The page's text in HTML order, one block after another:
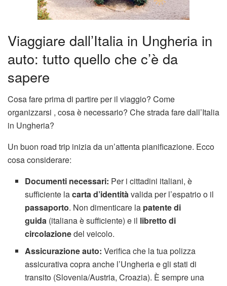
Viaggiare dall’Italia in Ungheria in
auto: tutto quello che c’è da
sapere
Cosa fare prima di partire per il viaggio? Come
organizzarsi , cosa è necessario? Che strada fare dall’Italia
in Ungheria?
Un buon road trip inizia da un’attenta pianificazione. Ecco
cosa considerare:
Documenti necessari: Per i cittadini italiani, è
sufficiente lacarta d’identitàvalida per l’espatrio o il
passaporto. Non dimenticare la patente di
guida (italiana è sufficiente) e il libretto di
circolazionedel veicolo.
Assicurazione auto: Verifica che la tua polizza
assicurativa copra anche l’Ungheria e gli stati di
transito (Slovenia/Austria, Croazia). È sempre una